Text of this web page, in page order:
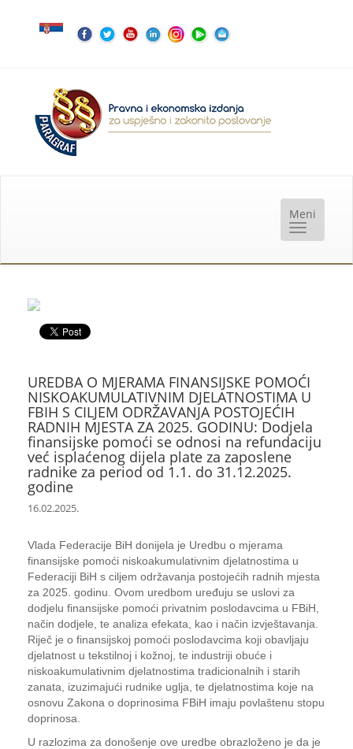
UREDBA O MJERAMA FINANSIJSKE POMOĆI
NISKOAKUMULATIVNIM DJELATNOSTIMA U
FBIH S CILJEM ODRŽAVANJA POSTOJEĆIH
RADNIH MJESTA ZA 2025. GODINU: Dodjela
finansijske pomoći se odnosi na refundaciju
već isplaćenog dijela plate za zaposlene
radnike za period od 1.1. do 31.12.2025.
godine
16.02.2025.
Vlada Federacije BiH donijela je Uredbu o mjerama
finansijske pomoći niskoakumulativnim djelatnostima u
Federaciji BiH s ciljem održavanja postojećih radnih mjesta
za 2025. godinu. Ovom uredbom uređuju se uslovi za
dodjelu finansijske pomoći privatnim poslodavcima u FBiH,
način dodjele, te analiza efekata, kao i način izvještavanja.
Riječ je o finansijskoj pomoći poslodavcima koji obavljaju
djelatnost u tekstilnoj i kožnoj, te industriji obuće i
niskoakumulativnim djelatnostima tradicionalnih i starih
zanata, izuzimajući rudnike uglja, te djelatnostima koje na
osnovu Zakona o doprinosima FBiH imaju povlaštenu stopu
doprinosa.
U razlozima za donošenje ove uredbe obrazloženo je da je